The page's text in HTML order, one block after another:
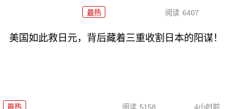
最热 阅读 6407
美国如此救日元，背后藏着三重收割日本的阳谋！
最热 阅读 5158 4小时前